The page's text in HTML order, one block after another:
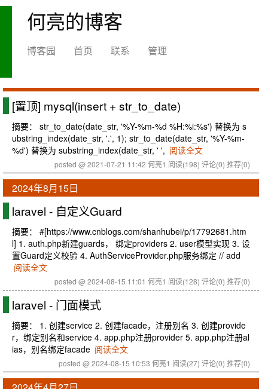
何亮的博客
博客园 首页 联系 管理
[置顶] mysql(insert + str_to_date)
摘要： str_to_date(date_str, '%Y-%m-%d %H:%i:%s') 替换为 s
ubstring_index(date_str, '.', 1); str_to_date(date_str, '%Y-%m-
%d') 替换为 substring_index(date_str, ' ', 阅读全文
posted @ 2021-07-21 11:42 何亮1 阅读(198) 评论(0) 推荐(0)
2024年8月15日
laravel - 自定义Guard
摘要： #[https://www.cnblogs.com/shanhubei/p/17792681.htm
l] 1. auth.php新建guards， 绑定providers 2. user模型实现 3. 设
置Guard定义校验 4. AuthServiceProvider.php服务绑定 // add
阅读全文
posted @ 2024-08-15 11:01 何亮1 阅读(128) 评论(0) 推荐(0)
laravel - 门面模式
摘要： 1. 创建service 2. 创建facade，注册别名 3. 创建provide
r，绑定别名和service 4. app.php注册provider 5. app.php注册al
ias，别名绑定facade 阅读全文
posted @ 2024-08-15 10:53 何亮1 阅读(27) 评论(0) 推荐(0)